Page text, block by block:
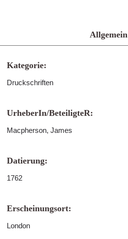
Allgemein
Kategorie:
Druckschriften
UrheberIn/BeteiligteR:
Macpherson, James
Datierung:
1762
Erscheinungsort:
London